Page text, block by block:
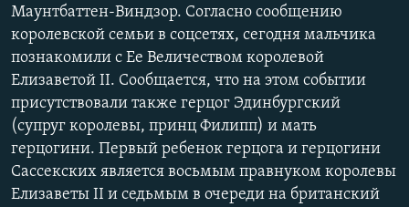
Маунтбаттен-Виндзор. Согласно сообщению
королевской семьи в соцсетях, сегодня мальчика
познакомили с Ее Величеством королевой
Елизаветой II. Сообщается, что на этом событии
присутствовали также герцог Эдинбургский
(супруг королевы, принц Филипп) и мать
герцогини. Первый ребенок герцога и герцогини
Сассекских является восьмым правнуком королевы
Елизаветы II и седьмым в очереди на британский